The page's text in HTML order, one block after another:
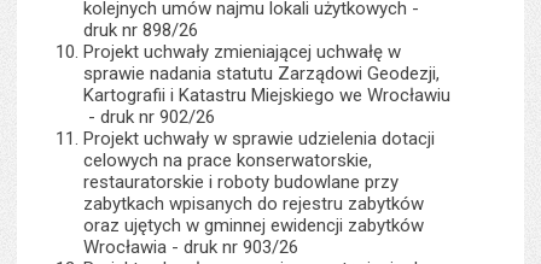
kolejnych umów najmu lokali użytkowych -
druk nr 898/26
Projekt uchwały zmieniającej uchwałę w
sprawie nadania statutu Zarządowi Geodezji,
Kartografii i Katastru Miejskiego we Wrocławiu
- druk nr 902/26
Projekt uchwały w sprawie udzielenia dotacji
celowych na prace konserwatorskie,
restauratorskie i roboty budowlane przy
zabytkach wpisanych do rejestru zabytków
oraz ujętych w gminnej ewidencji zabytków
Wrocławia - druk nr 903/26